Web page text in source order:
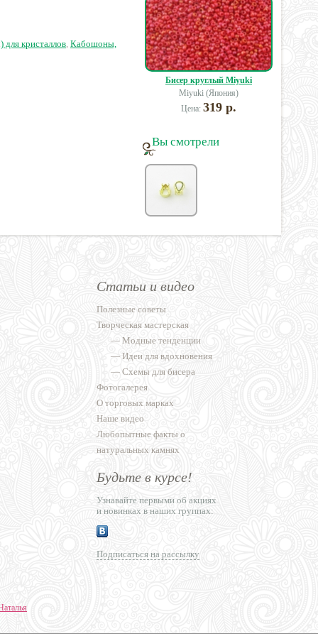
9 руб. 13.50 руб.
кристаллов, Кабошоны,
Бисер круглый Miyuki
Miyuki (Япония)
Цена: 319 р.
Вы смотрели
Статьи и видео
Полезные советы
Творческая мастерская
—Модные тенденции
—Идеи для вдохновения
—Схемы для бисера
Фотогалерея
О торговых марках
Наше видео
Любопытные факты о
натуральных камнях
Будьте в курсе!
Узнавайте первыми об акциях
и новинках в наших группах:
Подписаться на рассылку